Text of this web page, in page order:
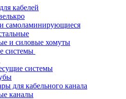
кабелей
самоламинирующиеся
и силовые хомуты
системы
системы
для кабельного канала
каналы